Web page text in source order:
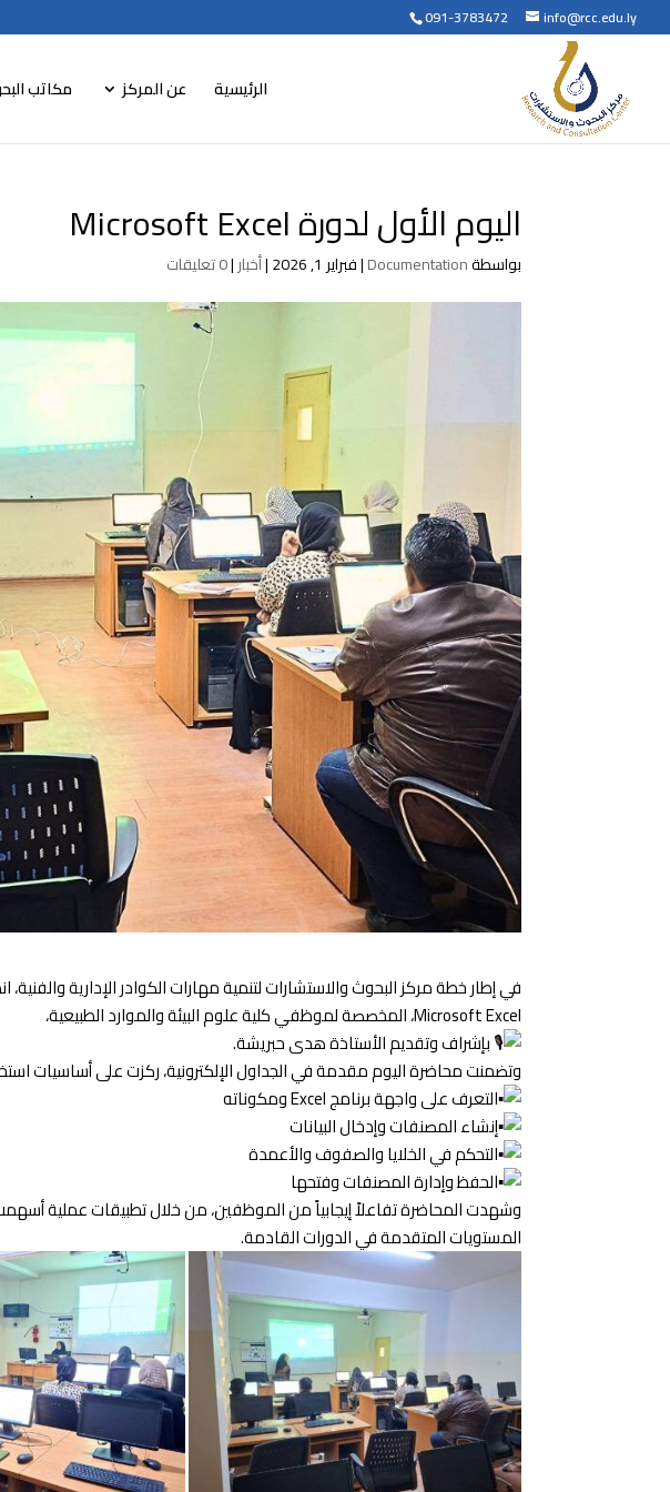
091-3783472 info@rcc.edu.ly
الرئيسية عن المركز مكاتب
اليوم الأول لدورة Microsoft Excel
بواسطةDocumentation
|فبراير 1, 2026 |أخبار|0 تعليقات
في إطار خطة مركز البحوث والاستشارات لتنمية مهارات الكوادر الإدارية
Microsoft Excel، المخصصة لموظفي كلية علوم البيئة والموارد الطبيعية،
بإشراف وتقديم الأستاذة هدى حبريشة.
وتضمنت محاضرة اليوم مقدمة في الجداول الإلكترونية، ركزت على أساسيات
التعرف على واجهة برنامج Excel ومكوناته
إنشاء المصنفات وإدخال البيانات
التحكم في الخلايا والصفوف والأعمدة
الحفظ وإدارة المصنفات وفتحها
وشهدت المحاضرة تفاعلاً إيجابياً من الموظفين، من خلال تطبيقات عملية أسهمت
المستويات المتقدمة في الدورات القادمة.